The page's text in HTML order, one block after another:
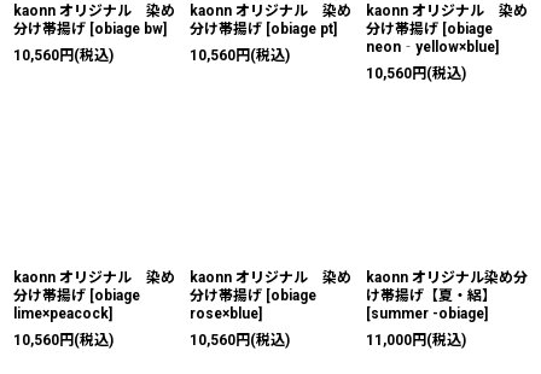
kaonn オリジナル 染め
分け帯揚げ [obiage bw]
10,560円 (税込)
kaonn オリジナル 染め
分け帯揚げ [obiage pt]
10,560円 (税込)
kaonn オリジナル 染め
分け帯揚げ [obiage
neon‐yellow×blue]
10,560円 (税込)
kaonn オリジナル 染め
分け帯揚げ [obiage
lime×peacock]
10,560円 (税込)
kaonn オリジナル 染め
分け帯揚げ [obiage
rose×blue]
10,560円 (税込)
kaonn オリジナル染め分
け帯揚げ【夏・絽】
[summer -obiage]
11,000円 (税込)